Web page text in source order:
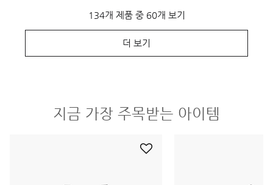
134개 제품 중 60개 보기
더 보기
지금 가장 주목받는 아이템